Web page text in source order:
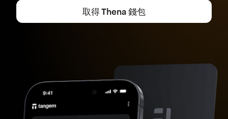
取得 Thena 錢包